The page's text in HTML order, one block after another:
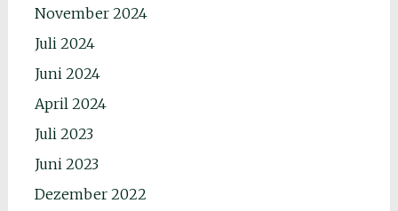
November 2024
Juli 2024
Juni 2024
April 2024
Juli 2023
Juni 2023
Dezember 2022